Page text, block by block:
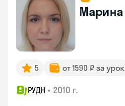
Марина
5 от 1590 ₽ за урок
РУДН • 2010 г.